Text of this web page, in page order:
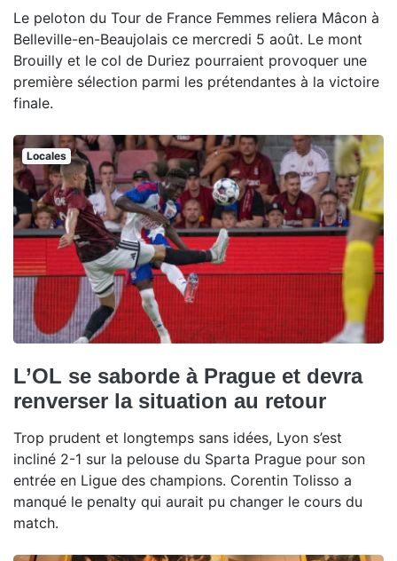
Le peloton du Tour de France Femmes reliera Mâcon à
Belleville-en-Beaujolais ce mercredi 5 août. Le mont
Brouilly et le col de Duriez pourraient provoquer une
première sélection parmi les prétendantes à la victoire
finale.
Locales
L’OL se saborde à Prague et devra
renverser la situation au retour
Trop prudent et longtemps sans idées, Lyon s’est
incliné 2-1 sur la pelouse du Sparta Prague pour son
entrée en Ligue des champions. Corentin Tolisso a
manqué le penalty qui aurait pu changer le cours du
match.